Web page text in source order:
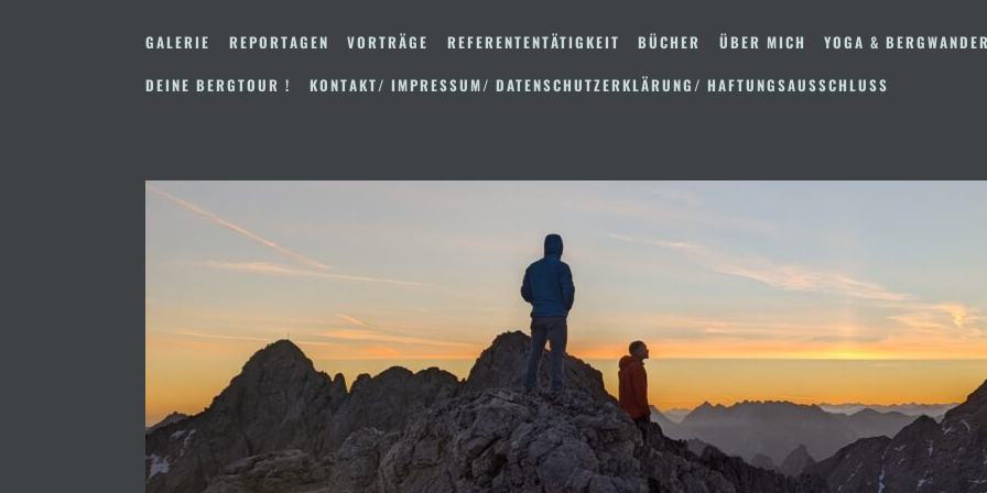
Inhalt
GALERIE REPORTAGEN VORTRÄGE REFERENTENTÄTIGKEIT BÜCHER ÜBER MICH
YOGA &
DEINE BERGTOUR !
KONTAKT/ IMPRESSUM/ DATENSCHUTZERKLÄRUNG/ HAFTUNGSAUSSCHLUSS